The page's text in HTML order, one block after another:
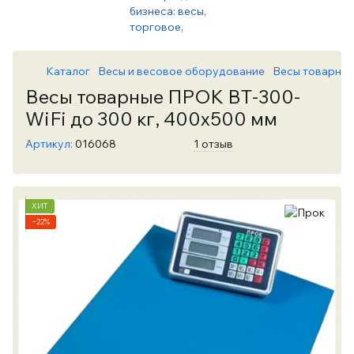
Каталог Весы и весовое оборудование Весы товарные
Весы товарные ПРОК ВТ-300-
WiFi до 300 кг, 400х500 мм
Артикул: 016068 1 отзыв
ХИТ
−22%